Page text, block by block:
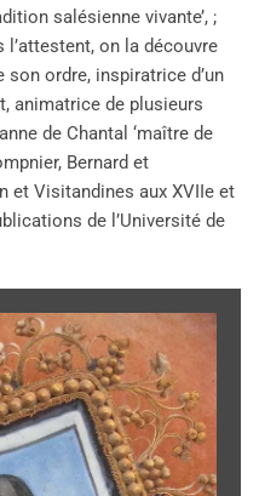
salésienne vivante’, ;
on la découvre
son ordre, inspiratrice d’un
animatrice de plusieurs
de Chantal ‘maître de
Bernard et
et Visitandines aux XVIIe et
de l’Université de